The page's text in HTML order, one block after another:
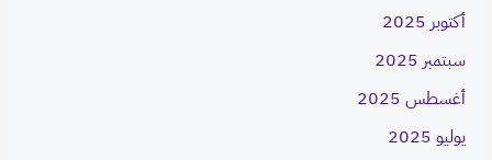
أكتوبر 2025
سبتمبر 2025
أغسطس 2025
يوليو 2025